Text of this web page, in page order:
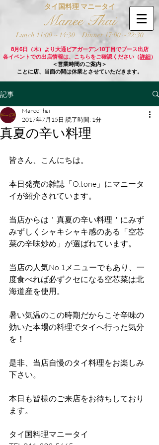
タイ国料理 マニータイ
Manee Thai
Lunch 11:00 ~ 14:30 Dinner 17:00 ~ 22:30
8月6日（木）より大通ビアガーデン10丁目でブース出店
各イベントでの出店情報は、こちらをご確認ください（詳細）
＜営業時間のご案内＞
ことに店、当面の間は休業とさせていただきます。
記事
真夏の辛い料理
ManeeThai
2017年7月15日 読了時間: 1分
皆さん、こんにちは。
本日発売の雑誌「O.tone」にマニータ
イが紹介されています。
当店からは＇真夏の辛い料理＇にみず
みずしくシャキシャキ感のある「空芯
菜の辛味炒め」が選ばれています。
当店の人気No.1メニューでもあり、一
度食べれば必ずクセになる空芯菜は北
海道産を使用。
暑い気温のこの時期だからこそ辛味の
効いた本場の料理でタイへ行った気分
を！
是非、当店自慢のタイ料理をお楽しみ
下さい。
本日も皆様のご来店をお待ちしており
ます。
タイ国料理マニータイ